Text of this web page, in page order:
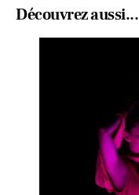
Découvrez aussi...